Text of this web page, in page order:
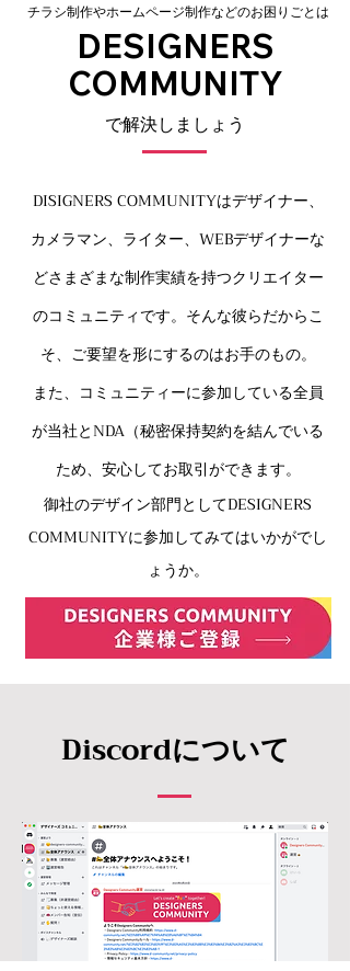
チラシ制作やホームページ制作などのお困りごとは
DESIGNERS
COMMUNITY
​で解決しましょう
DISIGNERS COMMUNITYはデザイナー、
カメラマン、ライター、WEBデザイナーな
どさまざまな制作実績を持つクリエイター
のコミュニティです。 そんな彼らだからこ
そ、ご要望を形にするのはお手のもの。
また、コミュニティーに参加している全員
が当社とNDA（秘密保持契約を結んでいる
ため、安心してお取引ができます。
御社のデザイン部門としてDESIGNERS
COMMUNITYに参加してみてはいかがでし
ょうか。
Discordについて